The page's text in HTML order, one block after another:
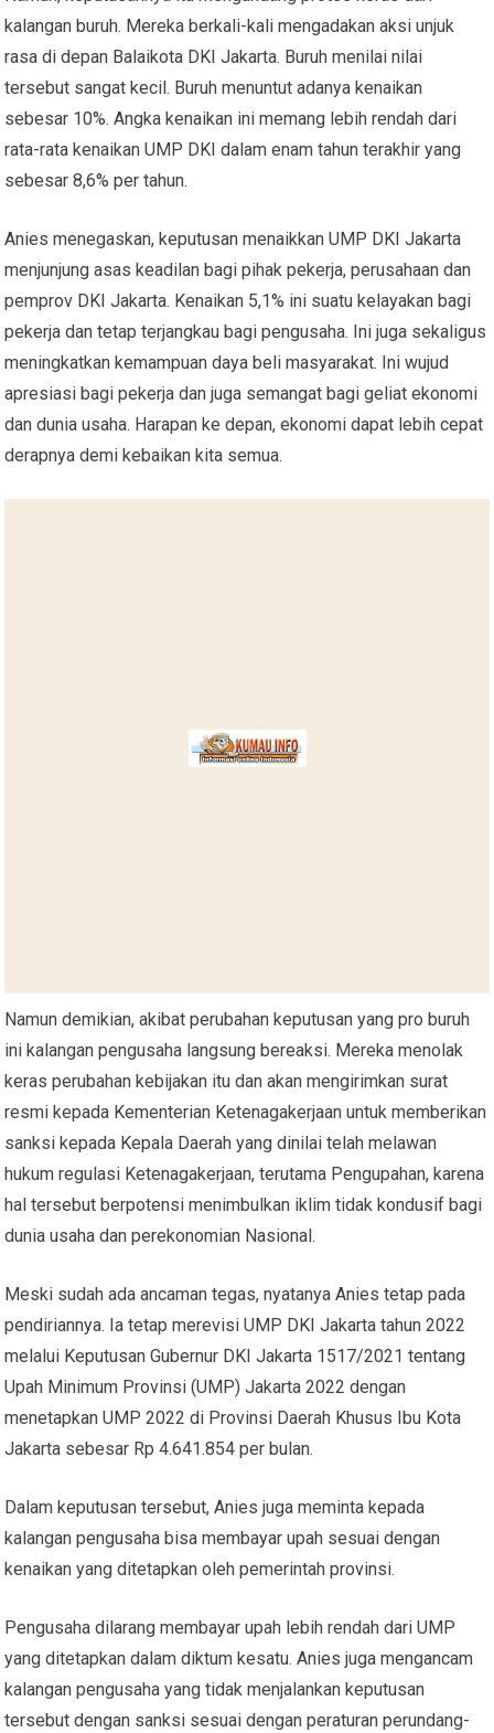
kalangan buruh. Mereka berkali-kali mengadakan aksi unjuk
rasa di depan Balaikota DKI Jakarta. Buruh menilai nilai
tersebut sangat kecil. Buruh menuntut adanya kenaikan
sebesar 10%. Angka kenaikan ini memang lebih rendah dari
rata-rata kenaikan UMP DKI dalam enam tahun terakhir yang
sebesar 8,6% per tahun.
Anies menegaskan, keputusan menaikkan UMP DKI Jakarta
menjunjung asas keadilan bagi pihak pekerja, perusahaan dan
pemprov DKI Jakarta. Kenaikan 5,1% ini suatu kelayakan bagi
pekerja dan tetap terjangkau bagi pengusaha. Ini juga sekaligus
meningkatkan kemampuan daya beli masyarakat. Ini wujud
apresiasi bagi pekerja dan juga semangat bagi geliat ekonomi
dan dunia usaha. Harapan ke depan, ekonomi dapat lebih cepat
derapnya demi kebaikan kita semua.
Namun demikian, akibat perubahan keputusan yang pro buruh
ini kalangan pengusaha langsung bereaksi. Mereka menolak
keras perubahan kebijakan itu dan akan mengirimkan surat
resmi kepada Kementerian Ketenagakerjaan untuk memberikan
sanksi kepada Kepala Daerah yang dinilai telah melawan
hukum regulasi Ketenagakerjaan, terutama Pengupahan, karena
hal tersebut berpotensi menimbulkan iklim tidak kondusif bagi
dunia usaha dan perekonomian Nasional.
Meski sudah ada ancaman tegas, nyatanya Anies tetap pada
pendiriannya. Ia tetap merevisi UMP DKI Jakarta tahun 2022
melalui Keputusan Gubernur DKI Jakarta 1517/2021 tentang
Upah Minimum Provinsi (UMP) Jakarta 2022 dengan
menetapkan UMP 2022 di Provinsi Daerah Khusus Ibu Kota
Jakarta sebesar Rp 4.641.854 per bulan.
Dalam keputusan tersebut, Anies juga meminta kepada
kalangan pengusaha bisa membayar upah sesuai dengan
kenaikan yang ditetapkan oleh pemerintah provinsi.
Pengusaha dilarang membayar upah lebih rendah dari UMP
yang ditetapkan dalam diktum kesatu. Anies juga mengancam
kalangan pengusaha yang tidak menjalankan keputusan
tersebut dengan sanksi sesuai dengan peraturan perundang-